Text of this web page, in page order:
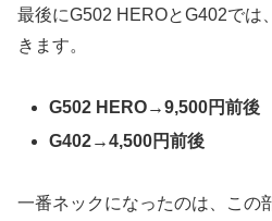
最後にG502 HEROとG402では
きます。
G502 HERO→9,500円前後
G402→4,500円前後
一番ネックになったのは、この